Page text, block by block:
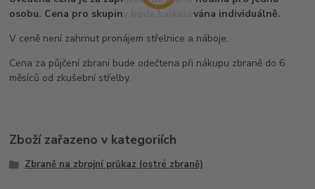
osobu. Cena pro skupiny bude kalkulována individuálně.
V ceně není zahrnut pronájem střelnice a náboje.
Cena za půjčení zbraní bude odečtena při nákupu zbraně do 6
měsíců od zkušební střelby.
Zboží zařazeno v kategoriích
Zbraně na zbrojní průkaz (ostré zbraně)